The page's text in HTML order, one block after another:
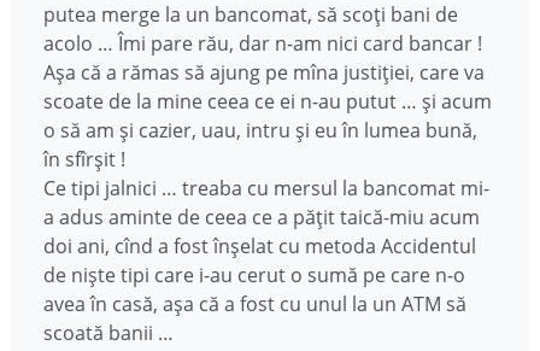
putea merge la un bancomat, să scoți bani de
acolo … Îmi pare rău, dar n-am nici card bancar !
Așa că a rămas să ajung pe mîna justiției, care va
scoate de la mine ceea ce ei n-au putut … și acum
o să am și cazier, uau, intru și eu în lumea bună,
în sfîrșit !
Ce tipi jalnici … treaba cu mersul la bancomat mi-
a adus aminte de ceea ce a pățit taică-miu acum
doi ani, cînd a fost înșelat cu metoda Accidentul
de niște tipi care i-au cerut o sumă pe care n-o
avea în casă, așa că a fost cu unul la un ATM să
scoată banii …